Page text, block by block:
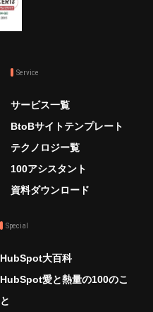
Service
サービス一覧
BtoBサイトテンプレート
テクノロジー覧
100アシスタント
資料ダウンロード
Special
HubSpot大百科
HubSpot愛と熱量の100のこ
と